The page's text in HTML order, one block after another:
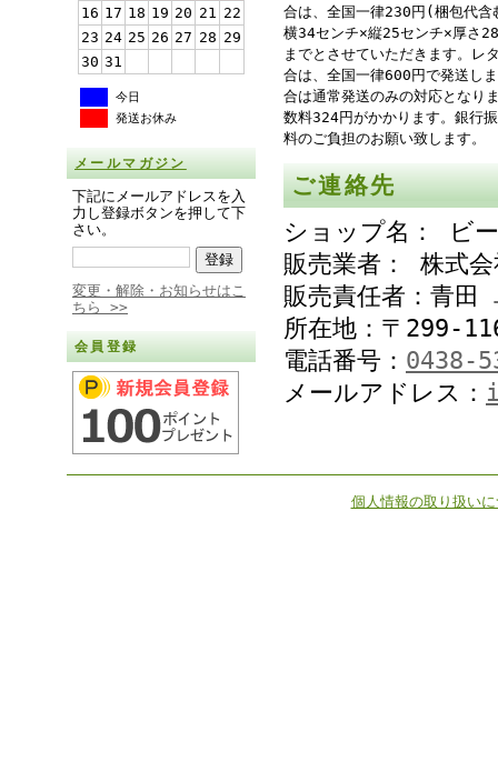
16 17 18 19 20 21 22
23 24 25 26 27 28 29
30 31
今日
発送お休み
メールマガジン
下記にメールアドレスを入
力し登録ボタンを押して下
さい。
変更・解除・お知らせはこ
ちら >>
会員登録
合は、全国一律230円(梱包代含
横34センチ×縦25センチ×厚さ
までとさせていただきます。レ
合は、全国一律600円で発送し
合は通常発送のみの対応となり
数料324円がかかります。銀行
料のご負担のお願い致します。
ご連絡先
ショップ名： ビ
販売業者： 株式
販売責任者：青田
所在地：〒299-
電話番号： 0438-
メールアドレス：
個人情報の取り扱い